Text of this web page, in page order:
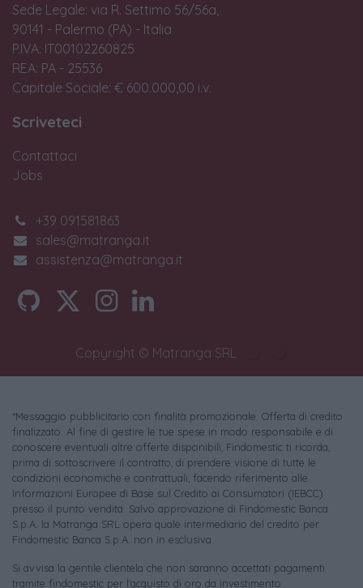
Sede Legale: via R. Settimo 56/56a,
90141 - Palermo (PA) - Italia
P.IVA: IT00102260825
REA: PA - 25536
Capitale Sociale: € 600.000,00 i.v.
Scriveteci
Contattaci
Jobs
+39 091581863
sales@matranga.it
assistenza@matranga.it
Copyright © Matranga SRL
*Messaggio pubblicitario con finalità promozionale. Offerta di credito
finalizzato. Al fine di gestire le tue spese in modo responsabile e di
conoscere eventuali altre offerte disponibili, Findomestic ti ricorda,
prima di sottoscrivere il contratto, di prendere visione di tutte le
condizioni economiche e contrattuali, facendo riferimento alle
Informazioni Europee di Base sul Credito ai Consumatori (IEBCC)
presso il punto vendita. Salvo approvazione di Findomestic Banca
S.p.A. la Matranga SRL opera quale intermediario del credito per
Findomestic Banca S.p.A. non in esclusiva.
Si avvisa la gentile clientela che non saranno accettati pagamenti
tramite findomestic per l'acquisto di oro da investimento.